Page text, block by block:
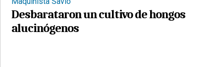
Desbarataron un cultivo de hongos
alucinógenos